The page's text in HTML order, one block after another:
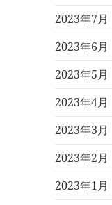
2023年7月
2023年6月
2023年5月
2023年4月
2023年3月
2023年2月
2023年1月